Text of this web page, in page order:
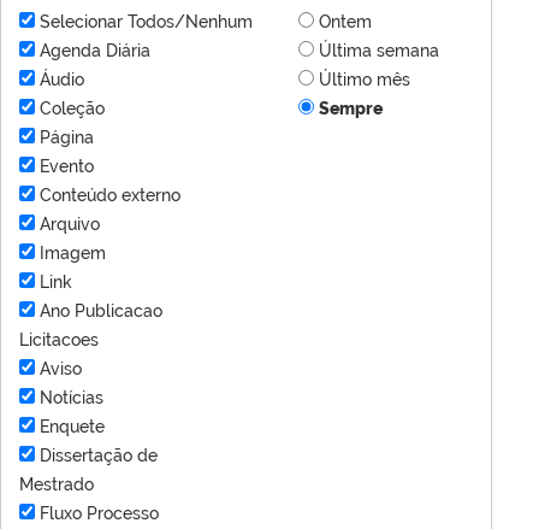
Selecionar Todos/Nenhum
Agenda Diária
Áudio
Coleção
Página
Evento
Conteúdo externo
Arquivo
Imagem
Link
Ano Publicacao
Licitacoes
Aviso
Notícias
Enquete
Dissertação de
Mestrado
Fluxo Processo
Ontem
Última semana
Último mês
Sempre